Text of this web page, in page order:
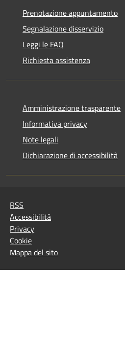
Prenotazione appuntamento
Segnalazione disservizio
Leggi le FAQ
Richiesta assistenza
Amministrazione trasparente
Informativa privacy
Note legali
Dichiarazione di accessibilità
RSS
Accessibilità
Privacy
Cookie
Mappa del sito